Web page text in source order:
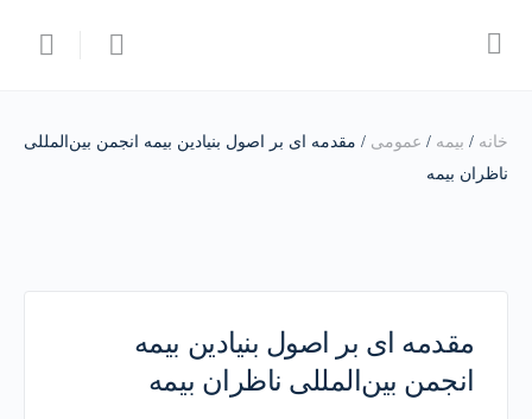
خانه / بیمه / عمومی / مقدمه ای بر اصول بنیادین بیمه انجمن بین‌المللی
ناظران بیمه
مقدمه ای بر اصول بنیادین بیمه
انجمن بین‌المللی ناظران بیمه